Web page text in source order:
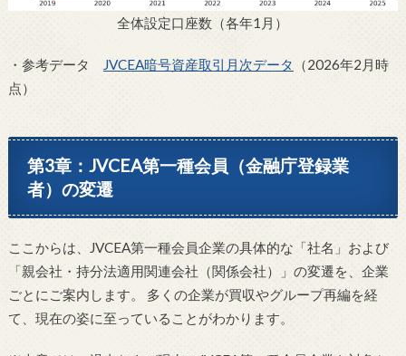
全体設定口座数（各年1月）
・参考データ JVCEA暗号資産取引月次データ
（2026年2月時
点）
第3章：JVCEA第一種会員（金融庁登録業
者）の変遷
ここからは、JVCEA第一種会員企業の具体的な「社名」および
「親会社・持分法適用関連会社（関係会社）」の変遷を、企業
ごとにご案内します。 多くの企業が買収やグループ再編を経
て、現在の姿に至っていることがわかります。